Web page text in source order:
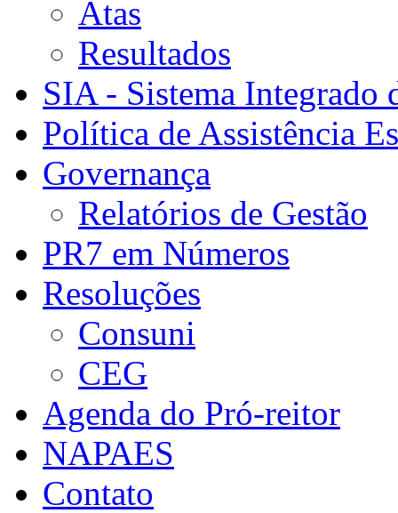
Atas
Resultados
SIA - Sistema Integrado
Política de Assistência
Governança
Relatórios de Gestão
PR7 em Números
Resoluções
Consuni
CEG
Agenda do Pró-reitor
NAPAES
Contato